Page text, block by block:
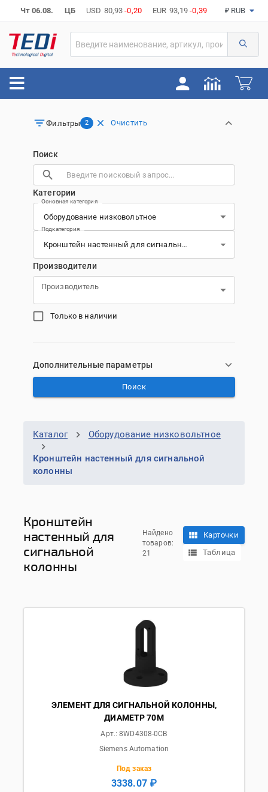
Чт 06.08. ЦБ USD 80,93 -0,20 EUR 93,19 -0,39 ₽ RUB
Фильтры 2 Очистить
Поиск
Категории
Основная категория
Подкатегория
Производители
Производитель
Только в наличии
Дополнительные параметры
Поиск
Каталог Оборудование низковольтное
Кронштейн настенный для сигнальной
колонны
Кронштейн
настенный для
сигнальной
колонны
Найдено
товаров:
21
Карточки
Таблица
ЭЛЕМЕНТ ДЛЯ СИГНАЛЬНОЙ КОЛОННЫ,
ДИАМЕТР 70M
Арт.:8WD4308-0CB
Siemens Automation
Под заказ
3338.07 ₽